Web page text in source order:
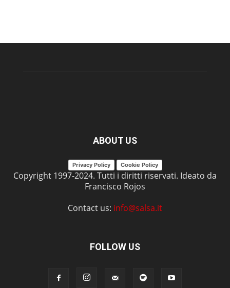
ABOUT US
Privacy Policy Cookie Policy
Copyright 1997-2024. Tutti i diritti riservati. Ideato da
Francisco Rojos
Contact us: info@salsa.it
FOLLOW US